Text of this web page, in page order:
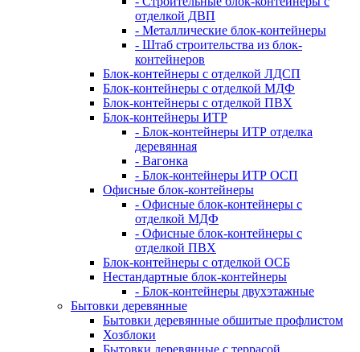
отделкой ДВП
- Металлические блок-контейнеры
- Штаб строительства из блок-
контейнеров
Блок-контейнеры с отделкой ЛДСП
Блок-контейнеры с отделкой МДФ
Блок-контейнеры с отделкой ПВХ
Блок-контейнеры ИТР
- Блок-контейнеры ИТР отделка
деревянная
- Вагонка
- Блок-контейнеры ИТР ОСП
Офисные блок-контейнеры
- Офисные блок-контейнеры с
отделкой МДФ
- Офисные блок-контейнеры с
отделкой ПВХ
Блок-контейнеры с отделкой ОСБ
Нестандартные блок-контейнеры
- Блок-контейнеры двухэтажные
Бытовки деревянные
Бытовки деревянные обшитые профлистом
Хозблоки
Бытовки деревянные с террасой